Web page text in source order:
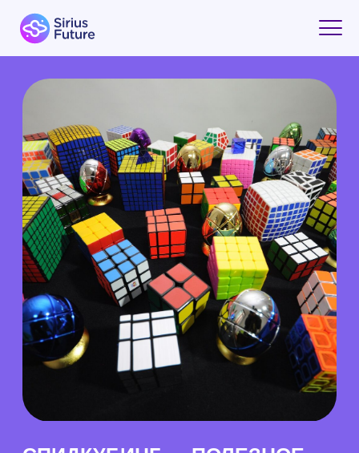
СПИДКУБИНГ — ПОЛЕЗНОЕ
ХОББИ ДЛЯ УМА ВАШЕГО
РЕБЕНКА. КУБИК РУБИКА —
ТРЕНАЖЕР